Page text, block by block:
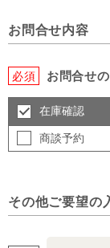
お問合せ内容
必須 お問合せ
在庫確認
商談予約
その他ご要望の